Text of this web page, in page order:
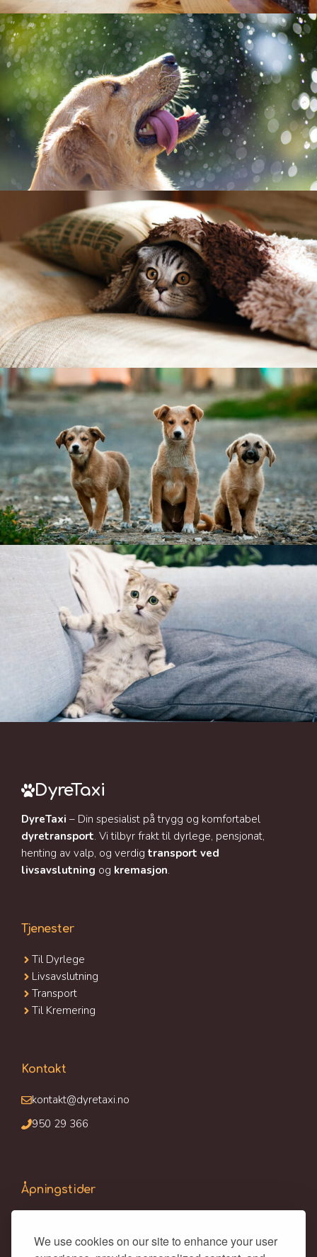
We use cookies on our site to enhance your user
DyreTaxi
DyreTaxi – Din spesialist på trygg og komfortabel
dyretransport. Vi tilbyr frakt til dyrlege, pensjonat,
henting av valp, og verdig transport ved
livsavslutning og kremasjon.
Tjenester
Til Dyrlege
Livsavslutning
Transport
Til Kremering
Kontakt
kontakt@dyretaxi.no
950 29 366
Åpningstider
Man - Fre : 09:00-17:00